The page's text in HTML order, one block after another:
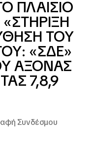
ΠΛΑΙΣΙΟ
ΤΟΥ
«ΣΔΕ»
ΑΞΟΝΑΣ
7,8,9
Συνδέσμου